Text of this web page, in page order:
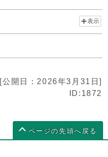
表示
[公開日：2026年3月31日]
ID:1872
ページの先頭へ戻る